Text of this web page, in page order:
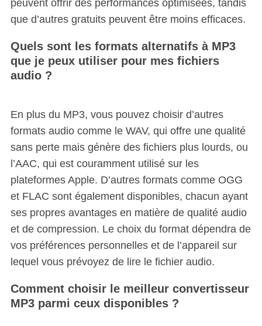
peuvent offrir des performances optimisées, tandis
que d’autres gratuits peuvent être moins efficaces.
Quels sont les formats alternatifs à MP3
que je peux utiliser pour mes fichiers
audio ?
En plus du MP3, vous pouvez choisir d’autres
formats audio comme le WAV, qui offre une qualité
sans perte mais génère des fichiers plus lourds, ou
l’AAC, qui est couramment utilisé sur les
plateformes Apple. D’autres formats comme OGG
et FLAC sont également disponibles, chacun ayant
ses propres avantages en matière de qualité audio
et de compression. Le choix du format dépendra de
vos préférences personnelles et de l’appareil sur
lequel vous prévoyez de lire le fichier audio.
Comment choisir le meilleur convertisseur
MP3 parmi ceux disponibles ?